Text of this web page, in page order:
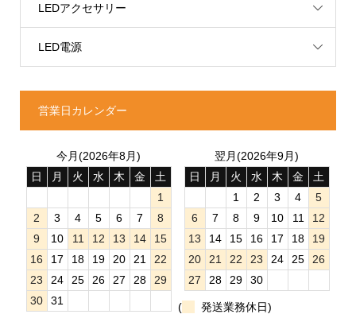
LEDアクセサリー
LED電源
営業日カレンダー
今月(2026年8月)
日
月 火 水 木 金
土
1
2
3 4 5 6 7
8
9
10 11 12 13 14
15
16
17 18 19 20 21
22
23
24 25 26 27 28
29
30
31
翌月(2026年9月)
日
月 火 水 木 金
土
1
2 3 4
5
6
7 8 9 10 11
12
13
14 15 16 17 18
19
20
21 22 23 24 25
26
27
28 29 30
( 発送業務休日)